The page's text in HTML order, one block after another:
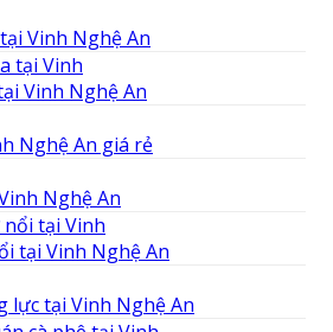
Vinh Nghệ An
Vinh Nghệ An
Nghệ An giá rẻ
Nghệ An
tại Vinh Nghệ An
lực tại Vinh Nghệ An